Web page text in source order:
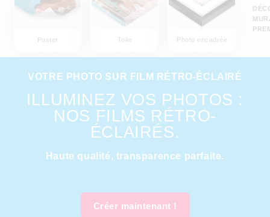
Poster Toile Photo encadrée
VOTRE PHOTO SUR FILM RÉTRO-ÉCLAIRÉ
ILLUMINEZ VOS PHOTOS :
NOS FILMS RÉTRO-
ÉCLAIRÉS.
Haute qualité, transparence parfaite.
Créer maintenant !